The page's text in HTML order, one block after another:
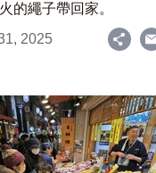
的繩子帶回家。
2025